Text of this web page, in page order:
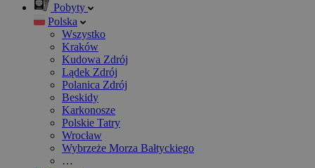
Pobyty
Polska
Wszystko
Kraków
Kudowa Zdrój
Lądek Zdrój
Polanica Zdrój
Beskidy
Karkonosze
Polskie Tatry
Wrocław
Wybrzeże Morza Bałtyckiego
…